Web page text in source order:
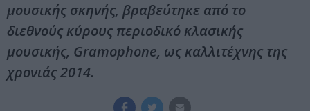
μουσικής σκηνής, βραβεύτηκε από το
διεθνούς κύρους περιοδικό κλασικής
μουσικής, Gramophone, ως καλλιτέχνης της
χρονιάς 2014.